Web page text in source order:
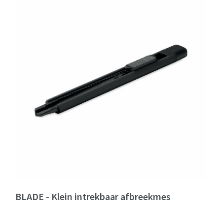
BLADE - Klein intrekbaar afbreekmes